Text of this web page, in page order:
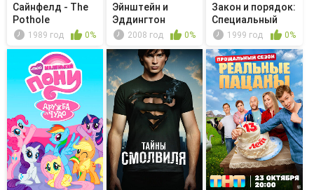
Сайнфелд - The
Pothole
1989 год 0%
Эйнштейн и
Эддингтон
2008 год 0%
Закон и порядок:
Специальный
корпус -...
1999 год 0%